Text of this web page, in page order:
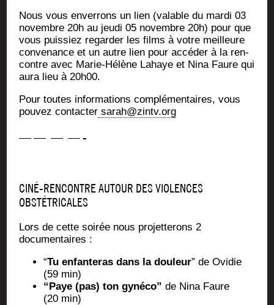
Nous vous enver­rons un lien (valable du mar­di 03
novembre 20h au jeu­di 05 novembre 20h) pour que
vous puis­siez regar­der les films à votre meilleure
conve­nance et un autre lien pour accé­der à la ren­
contre avec Marie-Hélène Lahaye et Nina Faure qui
aura lieu à 20h00.
Pour toutes infor­ma­tions com­plé­men­taires, vous
pou­vez contac­ter sarah@zintv.org
— — — — -
CINÉ-RENCONTRE AUTOUR DES VIOLENCES
OBSTÉTRICALES
Lors de cette soi­rée nous pro­jet­te­rons 2
documentaires :
“Tu enfan­te­ras dans la dou­leur” de Ovi­die
(59 min)
“Paye (pas) ton gyné­co” de Nina Faure
(20 min)